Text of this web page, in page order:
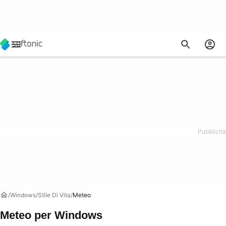
Windows Stile Di Vita Meteo
Meteo per Windows